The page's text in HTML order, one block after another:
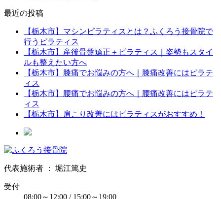
最近の投稿
【栃木市】マシンピラティスとは？ふくろう接骨院で
行うピラティス
【栃木市】産後骨盤矯正＋ピラティス｜姿勢もスタイ
ルも整えたい方へ
【栃木市】膝痛でお悩みの方へ｜膝痛改善にはピラテ
ィス
【栃木市】腰痛でお悩みの方へ｜腰痛改善にはピラテ
ィス
【栃木市】肩こり改善にはピラティスがおすすめ！
代表施術者 ： 堀江篤史
受付
08:00～12:00 / 15:00～19:00